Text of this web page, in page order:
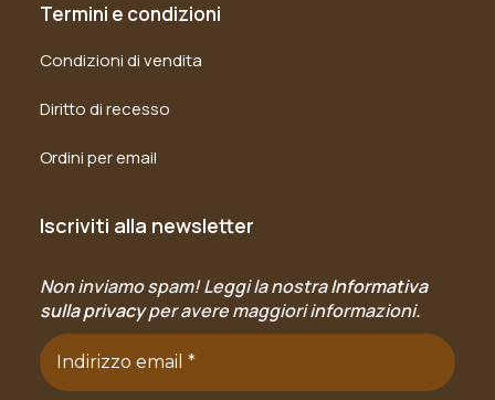
Termini e condizioni
Condizioni di vendita
Diritto di recesso
Ordini per email
Iscriviti alla newsletter
Non inviamo spam! Leggi la nostraInformativa
sulla privacyper avere maggiori informazioni.